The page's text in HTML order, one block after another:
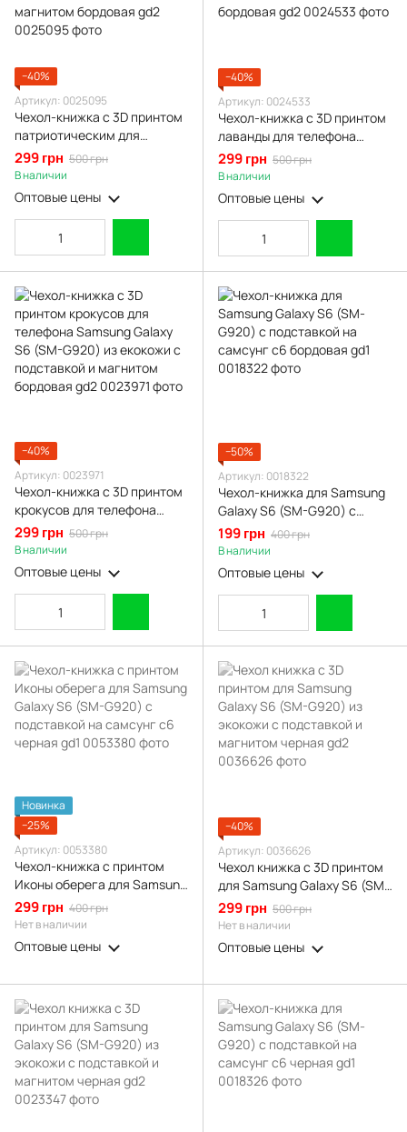
−40%
Артикул: 0025095
Чехол-книжка с 3D принтом
патриотическим для
телефона Samsung Galaxy
S6 (SM-G920) из екокожи с
подставкой и магнитом
бордовая gd2
299 грн 500 грн
В наличии
Оптовые цены
−40%
Артикул: 0024533
Чехол-книжка с 3D принтом
лаванды для телефона
Samsung Galaxy S6 (SM-
G920) из екокожи с
подставкой и магнитом
бордовая gd2
299 грн 500 грн
В наличии
Оптовые цены
−40%
Артикул: 0023971
Чехол-книжка с 3D принтом
крокусов для телефона
Samsung Galaxy S6 (SM-
G920) из екокожи с
подставкой и магнитом
бордовая gd2
299 грн 500 грн
В наличии
Оптовые цены
−50%
Артикул: 0018322
Чехол-книжка для Samsung
Galaxy S6 (SM-G920) с
подставкой на самсунг с6
бордовая gd1
199 грн 400 грн
В наличии
Оптовые цены
Новинка
−25%
Артикул: 0053380
Чехол-книжка с принтом
Иконы оберега для Samsung
Galaxy S6 (SM-G920) с
подставкой на самсунг с6
черная gd1
299 грн 400 грн
Нет в наличии
Оптовые цены
−40%
Артикул: 0036626
Чехол книжка с 3D принтом
для Samsung Galaxy S6 (SM-
G920) из экокожи с
подставкой и магнитом
черная gd2
299 грн 500 грн
Нет в наличии
Оптовые цены